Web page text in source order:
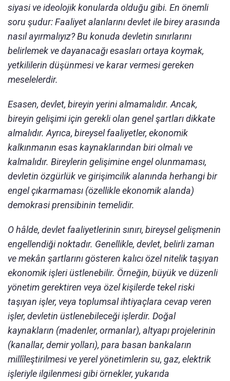
siyasi ve ideolojik konularda olduğu gibi. En önemli
soru şudur: Faaliyet alanlarını devlet ile birey arasında
nasıl ayırmalıyız? Bu konuda devletin sınırlarını
belirlemek ve dayanacağı esasları ortaya koymak,
yetkililerin düşünmesi ve karar vermesi gereken
meselelerdir.
Esasen, devlet, bireyin yerini almamalıdır. Ancak,
bireyin gelişimi için gerekli olan genel şartları dikkate
almalıdır. Ayrıca, bireysel faaliyetler, ekonomik
kalkınmanın esas kaynaklarından biri olmalı ve
kalmalıdır. Bireylerin gelişimine engel olunmaması,
devletin özgürlük ve girişimcilik alanında herhangi bir
engel çıkarmaması (özellikle ekonomik alanda)
demokrasi prensibinin temelidir.
O hâlde, devlet faaliyetlerinin sınırı, bireysel gelişmenin
engellendiği noktadır. Genellikle, devlet, belirli zaman
ve mekân şartlarını gösteren kalıcı özel nitelik taşıyan
ekonomik işleri üstlenebilir. Örneğin, büyük ve düzenli
yönetim gerektiren veya özel kişilerde tekel riski
taşıyan işler, veya toplumsal ihtiyaçlara cevap veren
işler, devletin üstlenebileceği işlerdir. Doğal
kaynakların (madenler, ormanlar), altyapı projelerinin
(kanallar, demir yolları), para basan bankaların
millîleştirilmesi ve yerel yönetimlerin su, gaz, elektrik
işleriyle ilgilenmesi gibi örnekler, yukarıda